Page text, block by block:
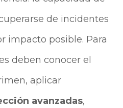
de incidentes
impacto posible. Para
deben conocer el
aplicar
avanzadas,